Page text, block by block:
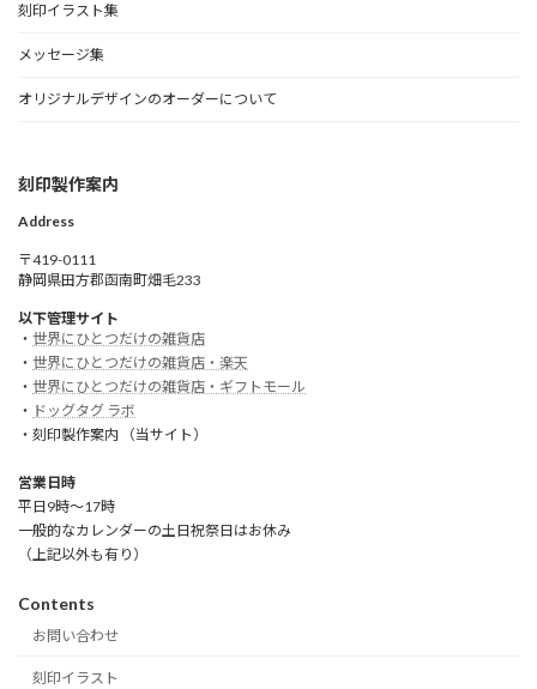
刻印イラスト集
メッセージ集
オリジナルデザインのオーダーについて
刻印製作案内
Address
〒419-0111
静岡県田方郡函南町畑毛233
以下管理サイト
・ 世界にひとつだけの雑貨店
・ 世界にひとつだけの雑貨店・楽天
・ 世界にひとつだけの雑貨店・ギフトモール
・ ドッグタグ ラボ
・刻印製作案内 （当サイト）
営業日時
平日9時～17時
一般的なカレンダーの土日祝祭日はお休み
（上記以外も有り）
Contents
お問い合わせ
刻印イラスト